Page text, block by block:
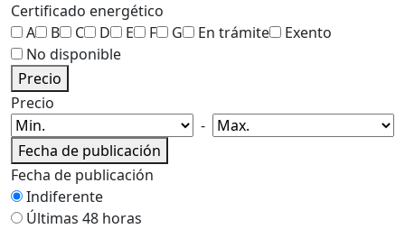
Certificado energético
A
B C D E F G En trámite
Exento
No disponible
Precio
Precio
-
Fecha de publicación
Fecha de publicación
Indiferente
Últimas 48 horas